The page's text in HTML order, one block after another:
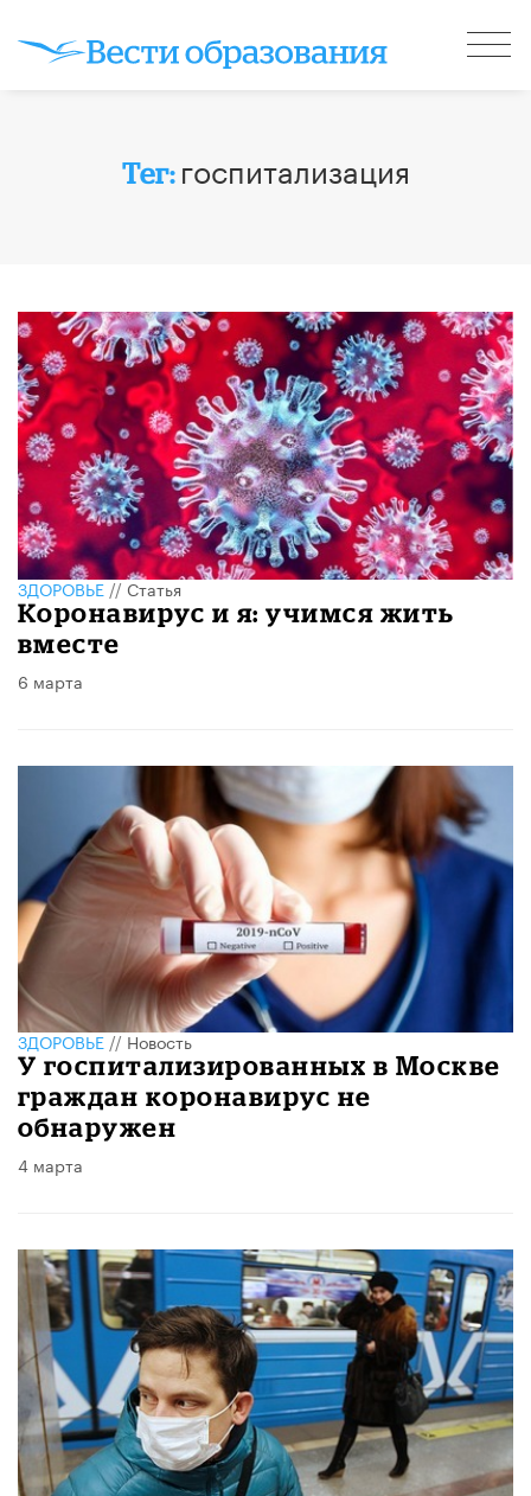
Тег: госпитализация
ЗДОРОВЬЕ//Статья
Коронавирус и я: учимся жить
вместе
6 марта
ЗДОРОВЬЕ//Новость
У госпитализированных в Москве
граждан коронавирус не
обнаружен
4 марта